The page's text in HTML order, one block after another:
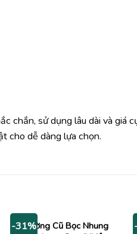
chắn, sử dụng lâu dài và giá
cho dễ dàng lựa chọn.
-31%
Giường Cũ Bọc Nhung